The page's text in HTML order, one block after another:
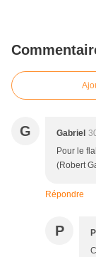
G Gabriel
Pour le
(Robert
Répondre
P